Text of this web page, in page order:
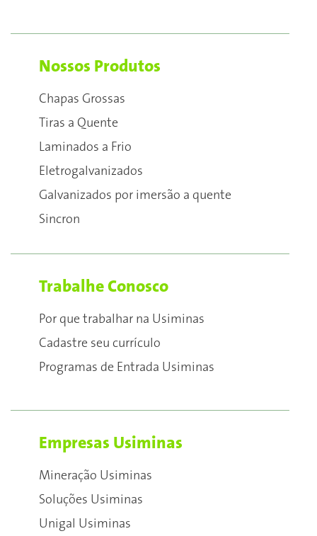
Nossos Produtos
Chapas Grossas
Tiras a Quente
Laminados a Frio
Eletrogalvanizados
Galvanizados por imersão a quente
Sincron
Trabalhe Conosco
Por que trabalhar na Usiminas
Cadastre seu currículo
Programas de Entrada Usiminas
Empresas Usiminas
Mineração Usiminas
Soluções Usiminas
Unigal Usiminas